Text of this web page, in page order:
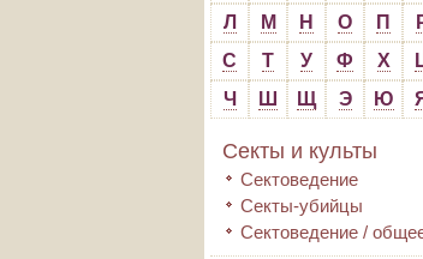
Л
М Н О П
С
Т У Ф Х
Ч
Ш Щ Э Ю
Секты и культы
Сектоведение
Секты-убийцы
Сектоведение /